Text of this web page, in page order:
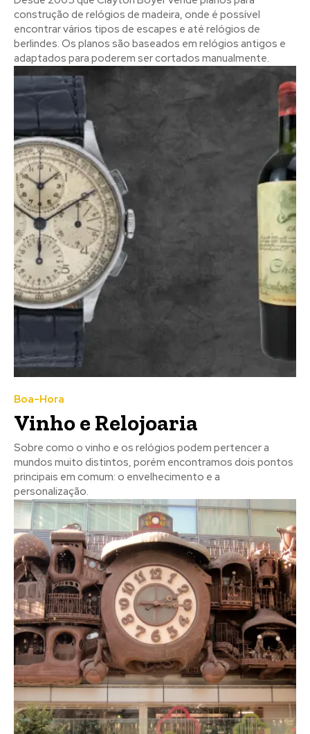
construção de relógios de madeira, onde é possível
encontrar vários tipos de escapes e até relógios de
berlindes. Os planos são baseados em relógios antigos e
adaptados para poderem ser cortados manualmente.
Boa-Hora
Vinho e Relojoaria
Sobre como o vinho e os relógios podem pertencer a
mundos muito distintos, porém encontramos dois pontos
principais em comum: o envelhecimento e a
personalização.